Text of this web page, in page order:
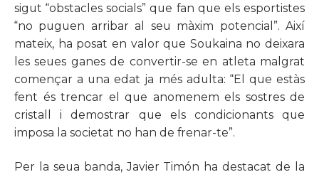
sigut “obstacles socials” que fan que els esportistes
“no puguen arribar al seu màxim potencial”. Així
mateix, ha posat en valor que Soukaina no deixara
les seues ganes de convertir-se en atleta malgrat
començar a una edat ja més adulta: “El que estàs
fent és trencar el que anomenem els sostres de
cristall i demostrar que els condicionants que
imposa la societat no han de frenar-te”.
Per la seua banda, Javier Timón ha destacat de la